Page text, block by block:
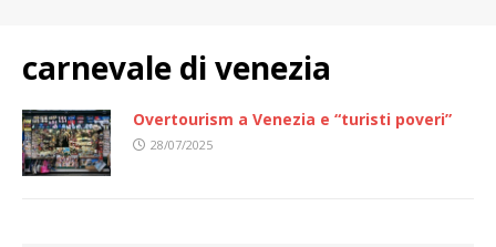
carnevale di venezia
Overtourism a Venezia e “turisti poveri”
28/07/2025